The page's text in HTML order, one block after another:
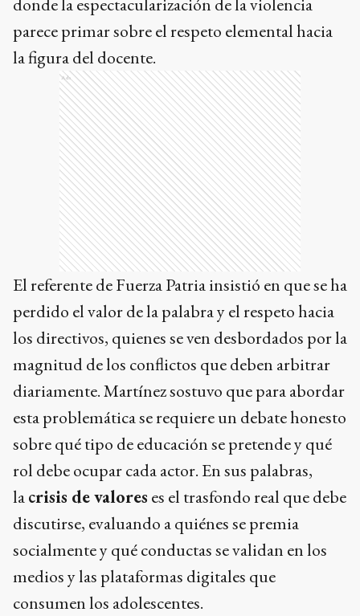
parece primar sobre el respeto elemental hacia
la figura del docente.
Ads
El referente de Fuerza Patria insistió en que se ha
perdido el valor de la palabra y el respeto hacia
los directivos, quienes se ven desbordados por la
magnitud de los conflictos que deben arbitrar
diariamente. Martínez sostuvo que para abordar
esta problemática se requiere un debate honesto
sobre qué tipo de educación se pretende y qué
rol debe ocupar cada actor. En sus palabras,
lacrisis de valores es el trasfondo real que debe
discutirse, evaluando a quiénes se premia
socialmente y qué conductas se validan en los
medios y las plataformas digitales que
consumen los adolescentes.